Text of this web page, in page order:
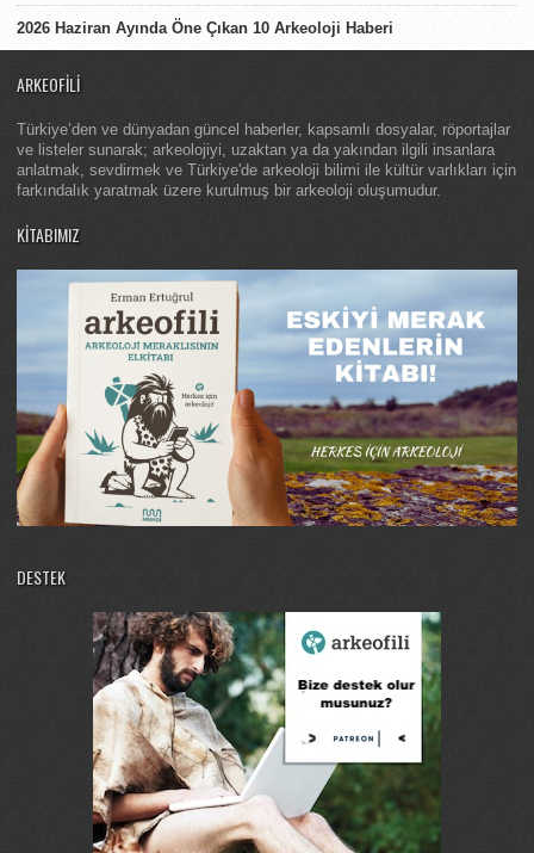
2026 Haziran Ayında Öne Çıkan 10 Arkeoloji Haberi
ARKEOFILI
Türkiye’den ve dünyadan güncel haberler, kapsamlı dosyalar, röportajlar
ve listeler sunarak; arkeolojiyi, uzaktan ya da yakından ilgili insanlara
anlatmak, sevdirmek ve Türkiye'de arkeoloji bilimi ile kültür varlıkları için
farkındalık yaratmak üzere kurulmuş bir arkeoloji oluşumudur.
KITABIMIZ
DESTEK